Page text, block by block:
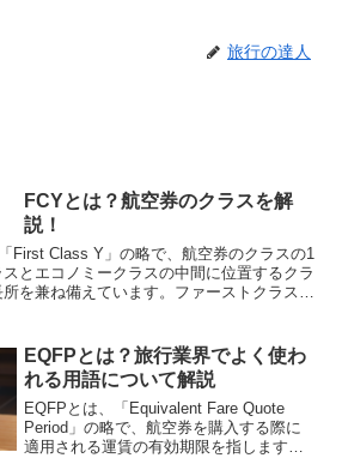
旅行の達人
FCYとは？航空券のクラスを解
説！
First Class Y」の略で、航空券のクラスの1
とエコノミークラスの中間に位置するクラ
を兼ね備えています。ファーストクラスと
とができますが、ファーストクラスよりも
FCYは、ファーストクラスよりも手頃な価
ークラスよりも快適に過ごすことができる
離旅行に最適なクラスです。-FCYの座席-
クラスとエコノミークラスの中間的な広さ
クラスよりも広く、足元もゆったりとして
EQFPとは？旅行業界でよく使わ
れる用語について解説
EQFPとは、「Equivalent Fare Quote
Period」の略で、航空券を購入する際に
適用される運賃の有効期限を指します。